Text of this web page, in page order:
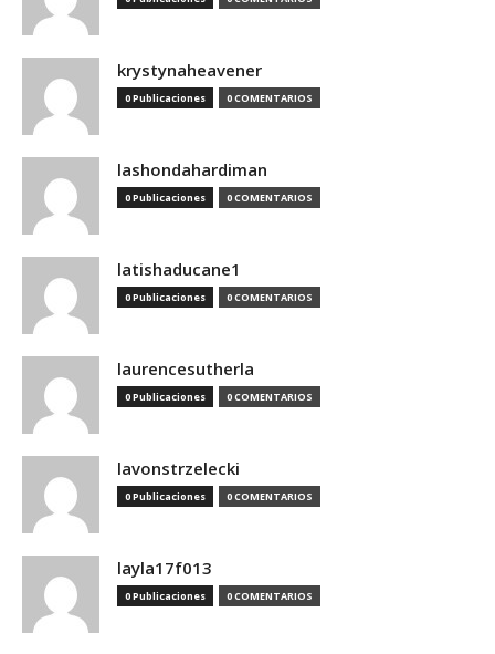
krystynaheavener
0 Publicaciones 0 COMENTARIOS
lashondahardiman
0 Publicaciones 0 COMENTARIOS
latishaducane1
0 Publicaciones 0 COMENTARIOS
laurencesutherla
0 Publicaciones 0 COMENTARIOS
lavonstrzelecki
0 Publicaciones 0 COMENTARIOS
layla17f013
0 Publicaciones 0 COMENTARIOS